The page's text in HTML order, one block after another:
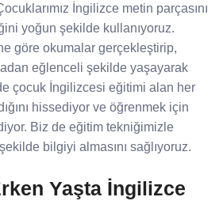
İngilizce metin parçasını
yoğun şekilde kullanıyoruz.
göre okumalar gerçekleştirip,
eğlenceli şekilde yaşayarak
çocuk İngilizcesi eğitimi alan her
hissediyor ve öğrenmek için
Biz de eğitim tekniğimizle
bilgiyi almasını sağlıyoruz.
Yaşta İngilizce